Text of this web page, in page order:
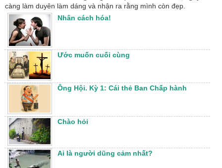
càng làm duyên làm dáng và nhận ra rằng mình còn đẹp.
Nhân cách hóa!
Ước muốn cuối cùng
Ông Hội. Kỳ 1: Cái thẻ Ban Chấp hành
Chào hỏi
Ai là người dũng cảm nhất?